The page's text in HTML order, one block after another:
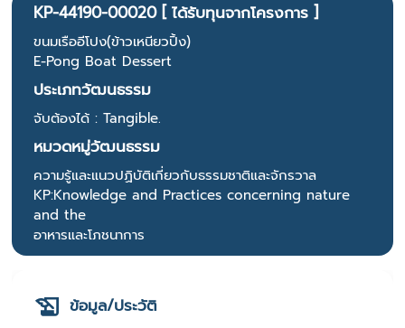
KP-44190-00020 [ ได้รับทุนจากโครงการ ]
ขนมเรืออีโปง(ข้าวเหนียวปิ้ง)
E-Pong Boat Dessert
ประเภทวัฒนธรรม
จับต้องได้ : Tangible.
หมวดหมู่วัฒนธรรม
ความรู้และแนวปฏิบัติเกี่ยวกับธรรมชาติและจักรวาล
KP:Knowledge and Practices concerning nature
and the
อาหารและโภชนาการ
ข้อมูล/ประวัติ